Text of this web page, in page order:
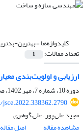
کلیدواژه‌ها =بهترین-
تعداد مقالات: 1
ارزیابی و اولویت‌بندی
دوره 10، شماره 7، مهر 1402، صفحه
مجید علی پور، علی گوهری
مشاهده مقاله
اصل مقاله